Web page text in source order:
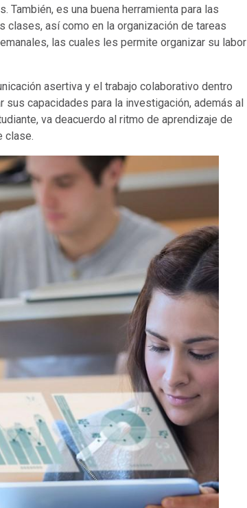
es una buena herramienta para las
así como en la organización de tareas
las cuales les permite organizar su labor
asertiva y el trabajo colaborativo dentro
sus capacidades para la investigación, además al
va deacuerdo al ritmo de aprendizaje de
clase.